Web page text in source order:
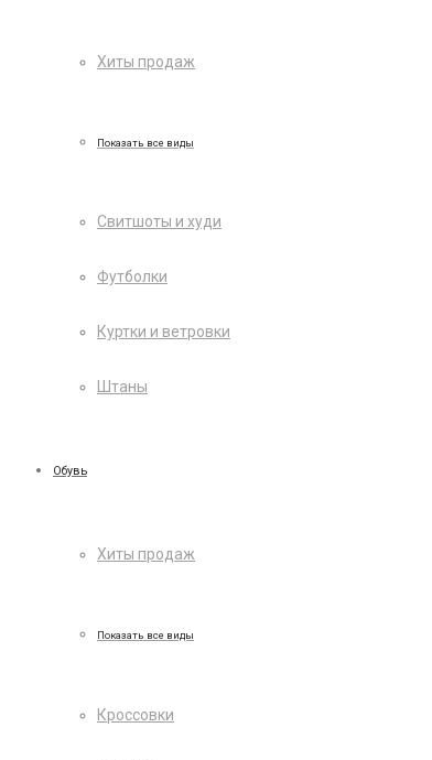
Хиты продаж
Показать все виды
Свитшоты и худи
Футболки
Куртки и ветровки
Штаны
Обувь
Хиты продаж
Показать все виды
Кроссовки